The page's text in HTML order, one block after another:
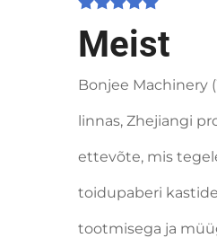
Meist
Bonjee Machinery
linnas, Zhejiangi
ettevõte, mis
toidupaberi
tootmisega ja